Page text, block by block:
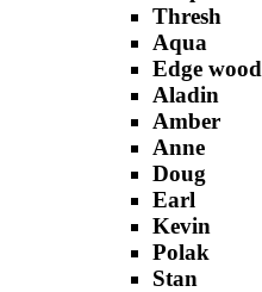
Thresh
Aqua
Edge wood
Aladin
Amber
Anne
Doug
Earl
Kevin
Polak
Stan